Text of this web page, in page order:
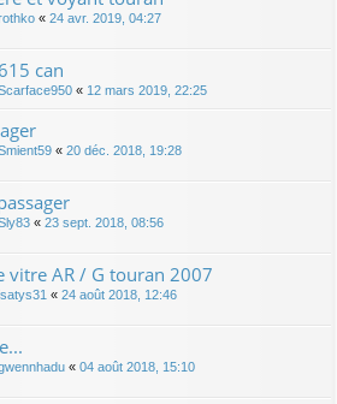
« 24 avr. 2019, 04:27
can
« 12 mars 2019, 22:25
« 20 déc. 2018, 19:28
« 23 sept. 2018, 08:56
vitre AR / G touran 2007
« 24 août 2018, 12:46
« 04 août 2018, 15:10